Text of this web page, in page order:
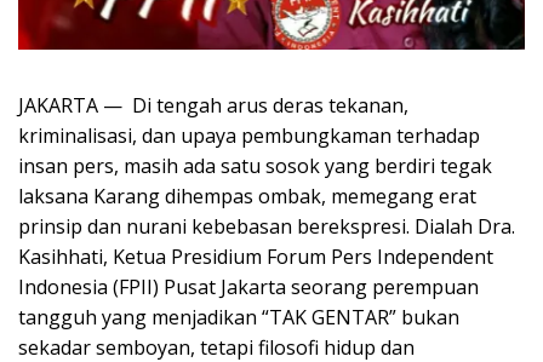
JAKARTA — Di tengah arus deras tekanan,
kriminalisasi, dan upaya pembungkaman terhadap
insan pers, masih ada satu sosok yang berdiri tegak
laksana Karang dihempas ombak, memegang erat
prinsip dan nurani kebebasan berekspresi. Dialah Dra.
Kasihhati, Ketua Presidium Forum Pers Independent
Indonesia (FPII) Pusat Jakarta seorang perempuan
tangguh yang menjadikan “TAK GENTAR” bukan
sekadar semboyan, tetapi filosofi hidup dan